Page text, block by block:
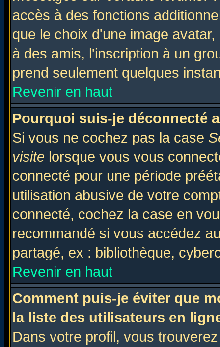
accès à des fonctions
que le choix d'une image
à des amis, l'inscription à un
prend seulement quelques
Revenir en haut
Pourquoi suis-je déconnecté
Si vous ne cochez pas la case
visite lorsque vous vous
connecté pour une période
utilisation abusive de votre
connecté, cochez la case en
recommandé si vous accédez
partagé, ex : bibliothèque,
Revenir en haut
Comment puis-je éviter que
la liste des utilisateurs en
Dans votre profil, vous